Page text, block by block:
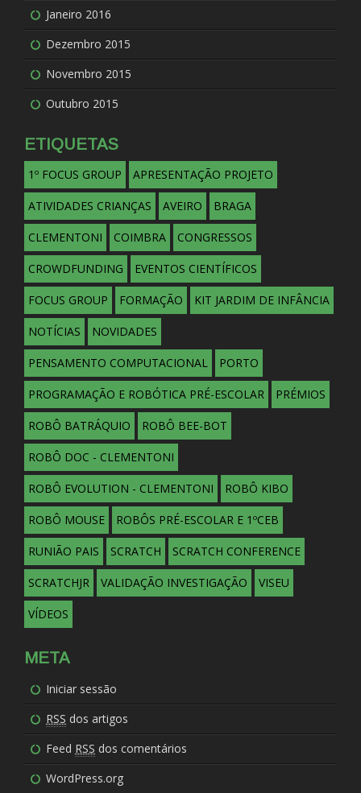
Janeiro 2016
Dezembro 2015
Novembro 2015
Outubro 2015
ETIQUETAS
1º FOCUS GROUP APRESENTAÇÃO PROJETO
ATIVIDADES CRIANÇAS AVEIRO BRAGA
CLEMENTONI COIMBRA CONGRESSOS
CROWDFUNDING EVENTOS CIENTÍFICOS
FOCUS GROUP FORMAÇÃO KIT JARDIM DE INFÂNCIA
NOTÍCIAS NOVIDADES
PENSAMENTO COMPUTACIONAL PORTO
PROGRAMAÇÃO E ROBÓTICA PRÉ-ESCOLAR PRÉMIOS
ROBÔ BATRÁQUIO ROBÔ BEE-BOT
ROBÔ DOC - CLEMENTONI
ROBÔ EVOLUTION - CLEMENTONI ROBÔ KIBO
ROBÔ MOUSE ROBÔS PRÉ-ESCOLAR E 1ºCEB
RUNIÃO PAIS SCRATCH SCRATCH CONFERENCE
SCRATCHJR VALIDAÇÃO INVESTIGAÇÃO VISEU
VÍDEOS
META
Iniciar sessão
RSS dos artigos
Feed RSS dos comentários
WordPress.org